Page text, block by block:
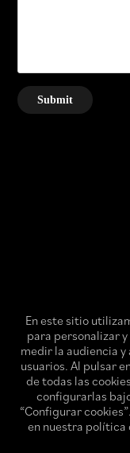
Submit
En este sitio
para personalizar
medir la audiencia
usuarios. Al pulsar
de todas las
configurarlas
“Configurar
en nuestra política